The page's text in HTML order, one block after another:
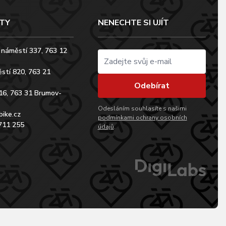
337, 763 12
820, 763 21
763 31 Brumov-
255
NENECHTE SI UJÍT
Odebírat
Odesláním souhlasíte s našimi
podmínkami ochrany osobních
údajů.